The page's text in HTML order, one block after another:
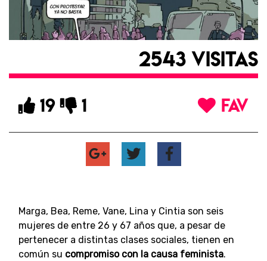
2543 VISITAS
19 1 FAV
Marga, Bea, Reme, Vane, Lina y Cintia son seis
mujeres de entre 26 y 67 años que, a pesar de
pertenecer a distintas clases sociales, tienen en
común su compromiso con la causa feminista.